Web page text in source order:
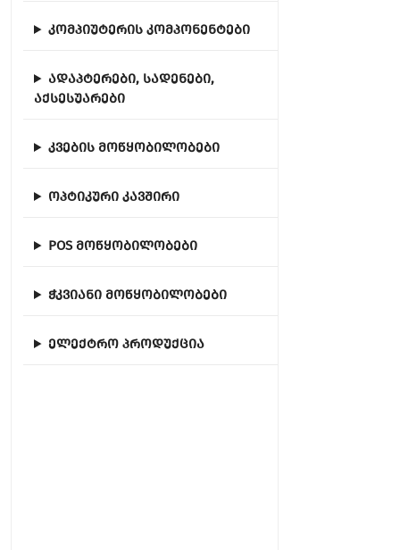
კომპიუტერის კომპონენტები
ადაპტერები, სადენები,
აქსესუარები
კვების მოწყობილობები
ოპტიკური კავშირი
POS მოწყობილობები
ჭკვიანი მოწყობილობები
ელექტრო პროდუქცია